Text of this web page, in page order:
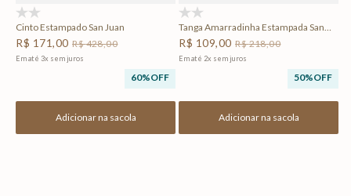
Cinto Estampado San Juan
R$ 171,00 R$428,00
Em até 3x sem juros
60%OFF
Adicionar na sacola
Tanga Amarradinha Estampada San
Juan
R$ 109,00 R$218,00
Em até 2x sem juros
50%OFF
Adicionar na sacola